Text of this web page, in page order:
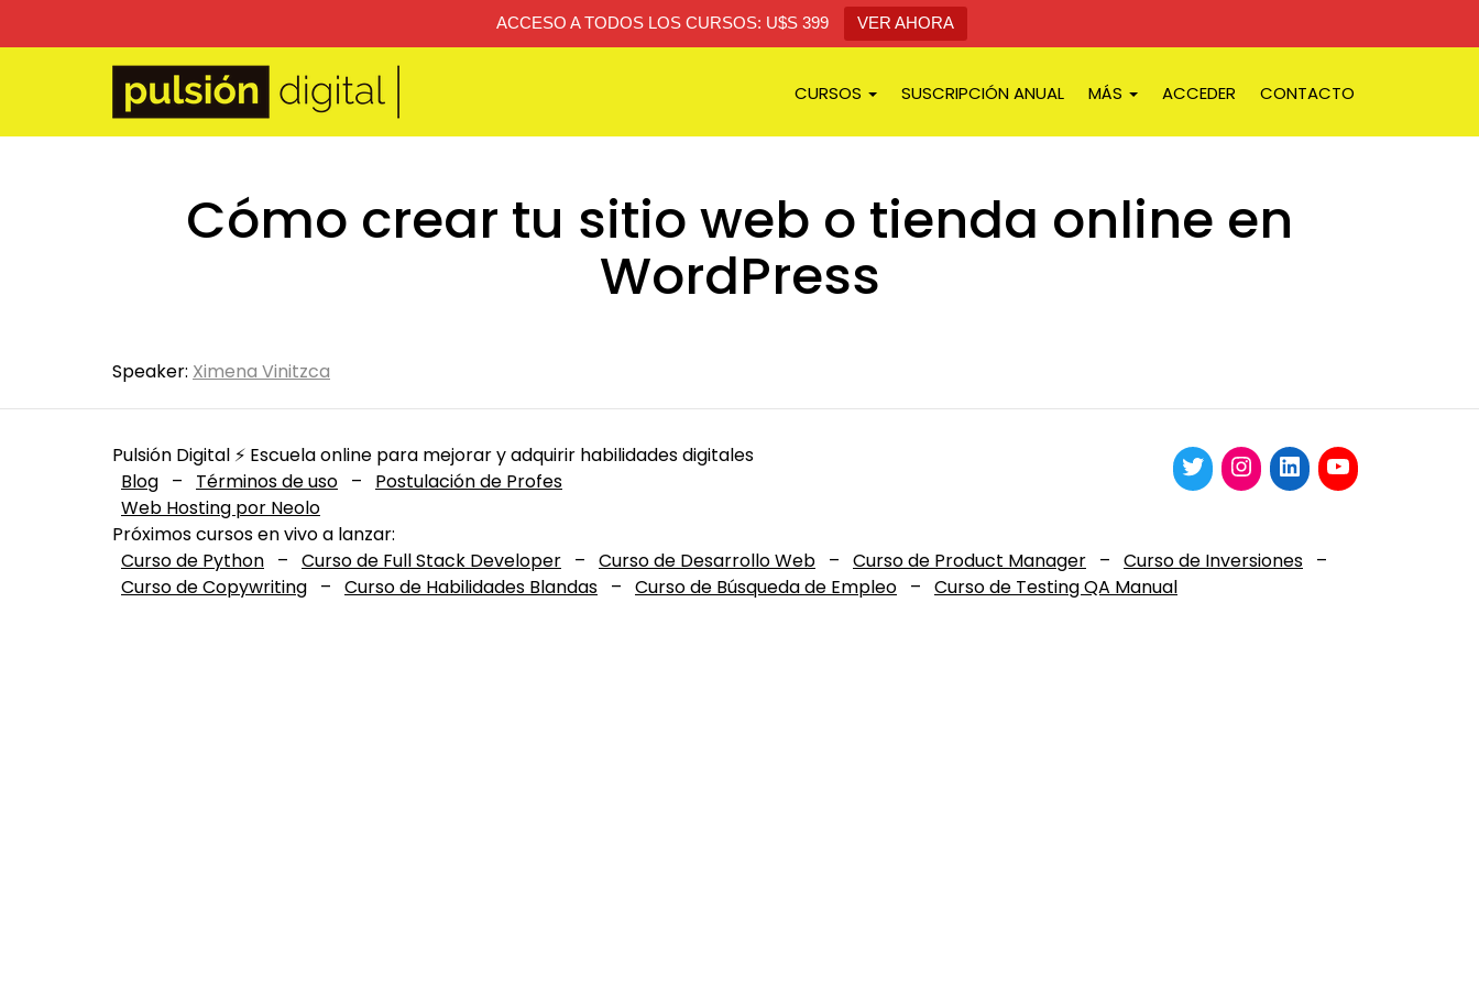
ACCESO A TODOS LOS CURSOS: U$S 399 VER AHORA
CURSOS SUSCRIPCIÓN ANUAL MÁS ACCEDER CONTACTO
Cómo crear tu sitio web o tienda online en
WordPress
Speaker: Ximena Vinitzca
Pulsión Digital ⚡️ Escuela online para mejorar y adquirir habilidades digitales
Blog – Términos de uso –
Postulación de Profes
Web Hosting por Neolo
Próximos cursos en vivo a lanzar:
Curso de Python – Curso de Full Stack Developer – Curso de Desarrollo Web – Curso de Product Manager – Curso de Inversiones –
Curso de Copywriting – Curso de Habilidades Blandas – Curso de Búsqueda de Empleo – Curso de Testing QA Manual